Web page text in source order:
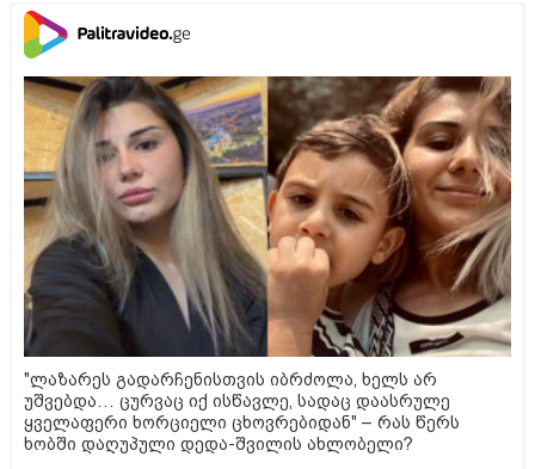
"ლაზარეს გადარჩენისთვის იბრძოლა, ხელს არ
უშვებდა… ცურვაც იქ ისწავლე, სადაც დაასრულე
ყველაფერი ხორციელი ცხოვრებიდან" – რას წერს
ხობში დაღუპული დედა-შვილის ახლობელი?